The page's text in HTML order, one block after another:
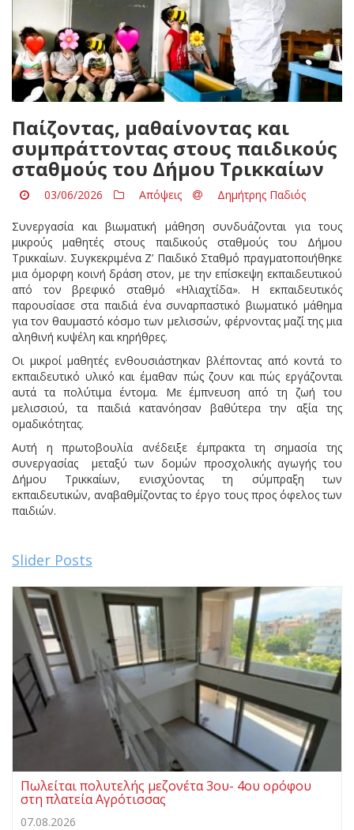
Παίζοντας, μαθαίνοντας και
συμπράττοντας στους παιδικούς
σταθμούς του Δήμου Τρικκαίων
03/06/2026 Απόψεις Δημήτρης Παδιός
Συνεργασία και βιωματική μάθηση συνδυάζονται για τους
μικρούς μαθητές στους παιδικούς σταθμούς του Δήμου
Τρικκαίων. Συγκεκριμένα Ζ’ Παιδικό Σταθμό πραγματοποιήθηκε
μια όμορφη κοινή δράση στον, με την επίσκεψη εκπαιδευτικού
από τον βρεφικό σταθμό «Ηλιαχτίδα». Η εκπαιδευτικός
παρουσίασε στα παιδιά ένα συναρπαστικό βιωματικό μάθημα
για τον θαυμαστό κόσμο των μελισσών, φέρνοντας μαζί της μια
αληθινή κυψέλη και κηρήθρες.
Οι μικροί μαθητές ενθουσιάστηκαν βλέποντας από κοντά το
εκπαιδευτικό υλικό και έμαθαν πώς ζουν και πώς εργάζονται
αυτά τα πολύτιμα έντομα. Με έμπνευση από τη ζωή του
μελισσιού, τα παιδιά κατανόησαν βαθύτερα την αξία της
ομαδικότητας.
Αυτή η πρωτοβουλία ανέδειξε έμπρακτα τη σημασία της
συνεργασίας μεταξύ των δομών προσχολικής αγωγής του
Δήμου Τρικκαίων, ενισχύοντας τη σύμπραξη των
εκπαιδευτικών, αναβαθμίζοντας το έργο τους προς όφελος των
παιδιών.
Slider Posts
Πωλείται πολυτελής μεζονέτα 3ου- 4ου ορόφου
στη πλατεία Αγρότισσας
07.08.2026